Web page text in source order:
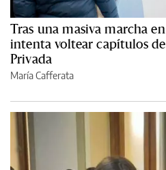
Tras una masiva marcha
intenta voltear capítulos
Privada
María Cafferata